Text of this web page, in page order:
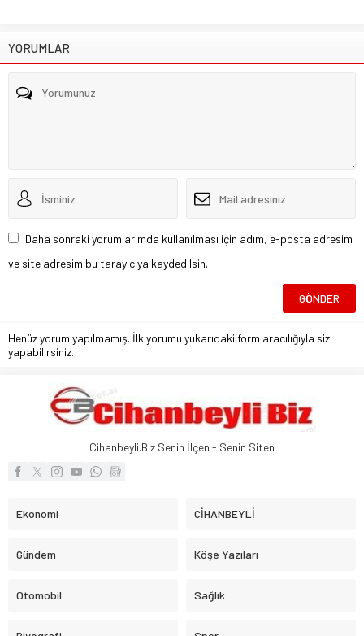
YORUMLAR
Daha sonraki yorumlarımda kullanılması için adım, e-posta adresim
ve site adresim bu tarayıcıya kaydedilsin.
Henüz yorum yapılmamış. İlk yorumu yukarıdaki form aracılığıyla siz
yapabilirsiniz.
Cihanbeyli.Biz Senin İlçen - Senin Siten
Ekonomi CİHANBEYLİ
Gündem Köşe Yazıları
Otomobil Sağlık